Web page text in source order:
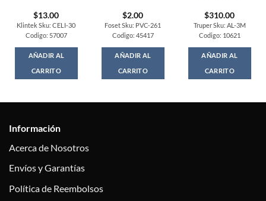
$13.00
Klintek Sku: CELI-30
Codigo: 57007
AÑADIR AL
CARRITO
$2.00
Foset Sku: PVC-261
Codigo: 45417
AÑADIR AL
CARRITO
$310.00
Truper Sku: AL-3M
Codigo: 10621
AÑADIR AL
CARRITO
Información
Acerca de Nosotros
Envíos y Garantías
Política de Reembolsos